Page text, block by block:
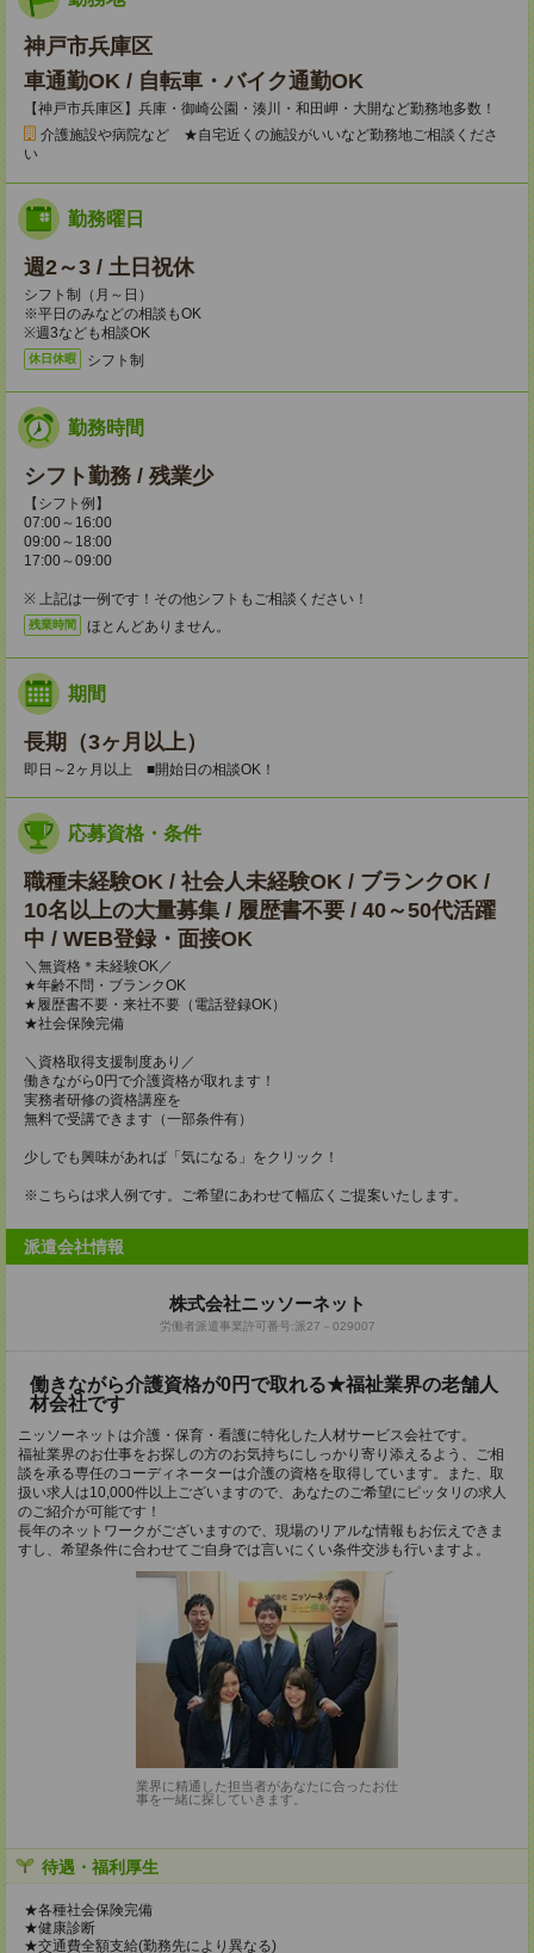
神戸市兵庫区
車通勤OK / 自転車・バイク通勤OK
【神戸市兵庫区】兵庫・御崎公園・湊川・和田岬・大開など勤務地多数！
介護施設や病院など ★自宅近くの施設がいいなど勤務地ご相談くださ
い
勤務曜日
週2～3 / 土日祝休
シフト制（月～日）
※平日のみなどの相談もOK
※週3なども相談OK
休日休暇 シフト制
勤務時間
シフト勤務 / 残業少
【シフト例】
07:00～16:00
09:00～18:00
17:00～09:00
※ 上記は一例です！その他シフトもご相談ください！
残業時間 ほとんどありません。
期間
長期（3ヶ月以上）
即日～2ヶ月以上 ■開始日の相談OK！
応募資格・条件
職種未経験OK / 社会人未経験OK / ブランクOK /
10名以上の大量募集 / 履歴書不要 / 40～50代活躍
中 / WEB登録・面接OK
＼無資格＊未経験OK／
★年齢不問・ブランクOK
★履歴書不要・来社不要（電話登録OK）
★社会保険完備
＼資格取得支援制度あり／
働きながら0円で介護資格が取れます！
実務者研修の資格講座を
無料で受講できます（一部条件有）
少しでも興味があれば「気になる」をクリック！
※こちらは求人例です。ご希望にあわせて幅広くご提案いたします。
派遣会社情報
株式会社ニッソーネット
労働者派遣事業許可番号:派27－029007
働きながら介護資格が0円で取れる★福祉業界の老舗人
材会社です
ニッソーネットは介護・保育・看護に特化した人材サービス会社です。
福祉業界のお仕事をお探しの方のお気持ちにしっかり寄り添えるよう、ご相
談を承る専任のコーディネーターは介護の資格を取得しています。また、取
扱い求人は10,000件以上ございますので、あなたのご希望にピッタリの求人
のご紹介が可能です！
長年のネットワークがございますので、現場のリアルな情報もお伝えできま
すし、希望条件に合わせてご自身では言いにくい条件交渉も行いますよ。
業界に精通した担当者があなたに合ったお仕
事を一緒に探していきます。
待遇・福利厚生
★各種社会保険完備
★健康診断
★交通費全額支給(勤務先により異なる)